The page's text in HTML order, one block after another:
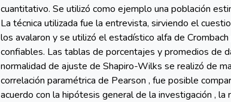
cuantitativo. Se utilizó como ejemplo una población
La técnica utilizada fue la entrevista, sirviendo el
los avalaron y se utilizó el estadístico alfa de
confiables. Las tablas de porcentajes y promedios de
normalidad de ajuste de Shapiro-Wilks se realizó de
correlación paramétrica de Pearson , fue posible
acuerdo con la hipótesis general de la investigación ,